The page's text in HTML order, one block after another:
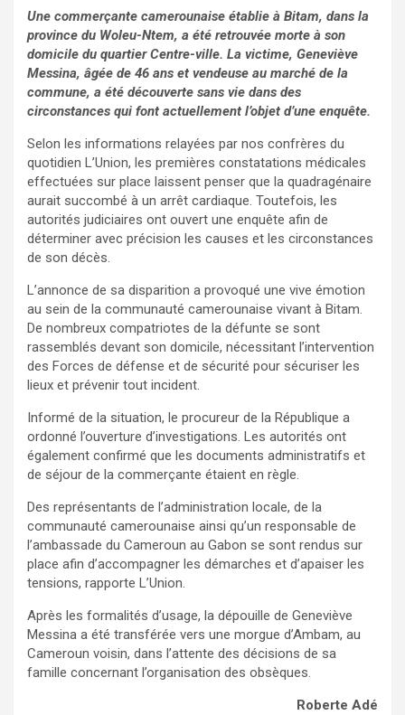
Une commerçante camerounaise établie à Bitam, dans la
province du Woleu-Ntem, a été retrouvée morte à son
domicile du quartier Centre-ville. La victime, Geneviève
Messina, âgée de 46 ans et vendeuse au marché de la
commune, a été découverte sans vie dans des
circonstances qui font actuellement l’objet d’une enquête.
Selon les informations relayées par nos confrères du
quotidien L’Union, les premières constatations médicales
effectuées sur place laissent penser que la quadragénaire
aurait succombé à un arrêt cardiaque. Toutefois, les
autorités judiciaires ont ouvert une enquête afin de
déterminer avec précision les causes et les circonstances
de son décès.
L’annonce de sa disparition a provoqué une vive émotion
au sein de la communauté camerounaise vivant à Bitam.
De nombreux compatriotes de la défunte se sont
rassemblés devant son domicile, nécessitant l’intervention
des Forces de défense et de sécurité pour sécuriser les
lieux et prévenir tout incident.
Informé de la situation, le procureur de la République a
ordonné l’ouverture d’investigations. Les autorités ont
également confirmé que les documents administratifs et
de séjour de la commerçante étaient en règle.
Des représentants de l’administration locale, de la
communauté camerounaise ainsi qu’un responsable de
l’ambassade du Cameroun au Gabon se sont rendus sur
place afin d’accompagner les démarches et d’apaiser les
tensions, rapporte L’Union.
Après les formalités d’usage, la dépouille de Geneviève
Messina a été transférée vers une morgue d’Ambam, au
Cameroun voisin, dans l’attente des décisions de sa
famille concernant l’organisation des obsèques.
Roberte Adé